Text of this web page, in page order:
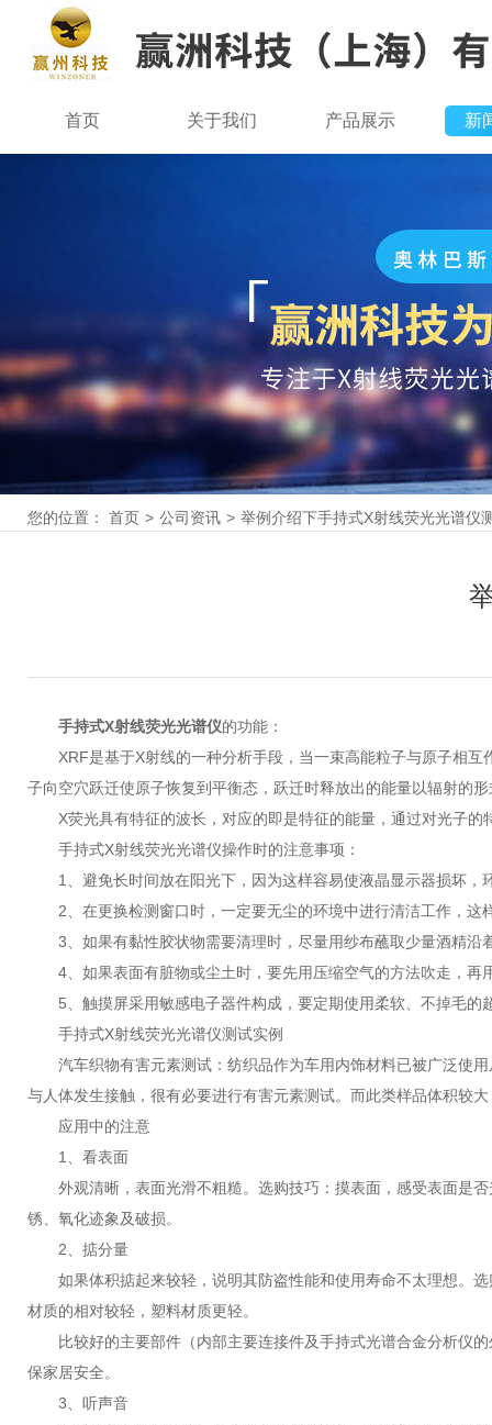
首页 关于我们 产品展示 新
您的位置： 首页 > 公司资讯 > 举例介绍下手持式X射线荧光光谱仪
手持式X射线荧光光谱仪的功能：
XRF是基于X射线的一种分析手段，当一束高能粒子与原子相互
子向空穴跃迁使原子恢复到平衡态，跃迁时释放出的能量以辐射的
X荧光具有特征的波长，对应的即是特征的能量，通过对光子的
手持式X射线荧光光谱仪操作时的注意事项：
1、避免长时间放在阳光下，因为这样容易使液晶显示器损坏，
2、在更换检测窗口时，一定要无尘的环境中进行清洁工作，这
3、如果有黏性胶状物需要清理时，尽量用纱布蘸取少量酒精沿
4、如果表面有脏物或尘土时，要先用压缩空气的方法吹走，再
5、触摸屏采用敏感电子器件构成，要定期使用柔软、不掉毛的
手持式X射线荧光光谱仪测试实例
汽车织物有害元素测试：纺织品作为车用内饰材料已被广泛使用
与人体发生接触，很有必要进行有害元素测试。而此类样品体积较
应用中的注意
1、看表面
外观清晰，表面光滑不粗糙。选购技巧：摸表面，感受表面是否
锈、氧化迹象及破损。
2、掂分量
如果体积掂起来较轻，说明其防盗性能和使用寿命不太理想。选
材质的相对较轻，塑料材质更轻。
比较好的主要部件（内部主要连接件及手持式光谱合金分析仪的
保家居安全。
3、听声音